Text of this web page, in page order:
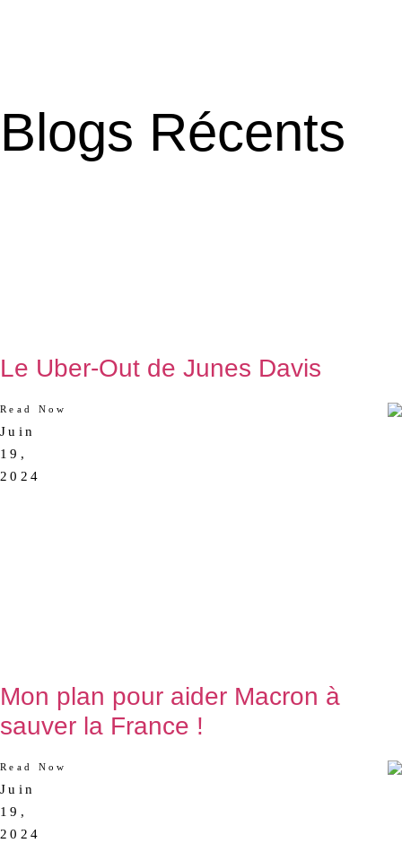
Blogs Récents
Le Uber-Out de Junes Davis
Read Now
Juin
19,
2024
Mon plan pour aider Macron à
sauver la France !
Read Now
Juin
19,
2024